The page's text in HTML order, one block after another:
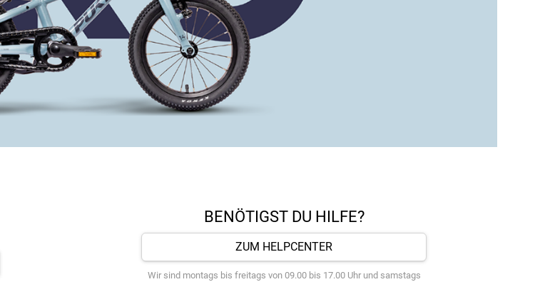
BENÖTIGST DU HILFE?
ZUM HELPCENTER
Wir sind montags bis freitags von 09.00 bis 17.00 Uhr und samstags